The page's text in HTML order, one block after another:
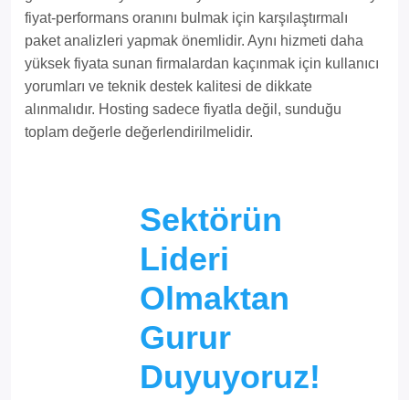
fiyat-performans oranını bulmak için karşılaştırmalı
paket analizleri yapmak önemlidir. Aynı hizmeti daha
yüksek fiyata sunan firmalardan kaçınmak için kullanıcı
yorumları ve teknik destek kalitesi de dikkate
alınmalıdır. Hosting sadece fiyatla değil, sunduğu
toplam değerle değerlendirilmelidir.
Sektörün
Lideri
Olmaktan
Gurur
Duyuyoruz!